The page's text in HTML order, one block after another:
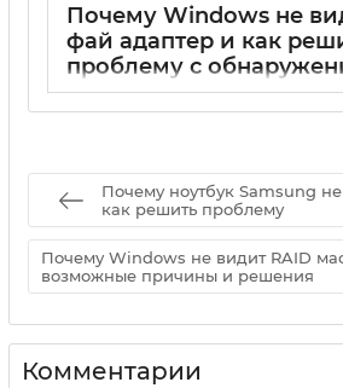
Почему Windows не
фай адаптер и как
проблему с
адаптера
Почему ноутбук Samsung
как решить проблему
Почему Windows не видит RAID
возможные причины и решения
Комментарии